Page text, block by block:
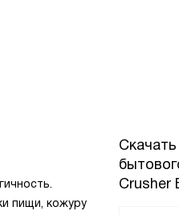
Crusher
пищи, кожуру